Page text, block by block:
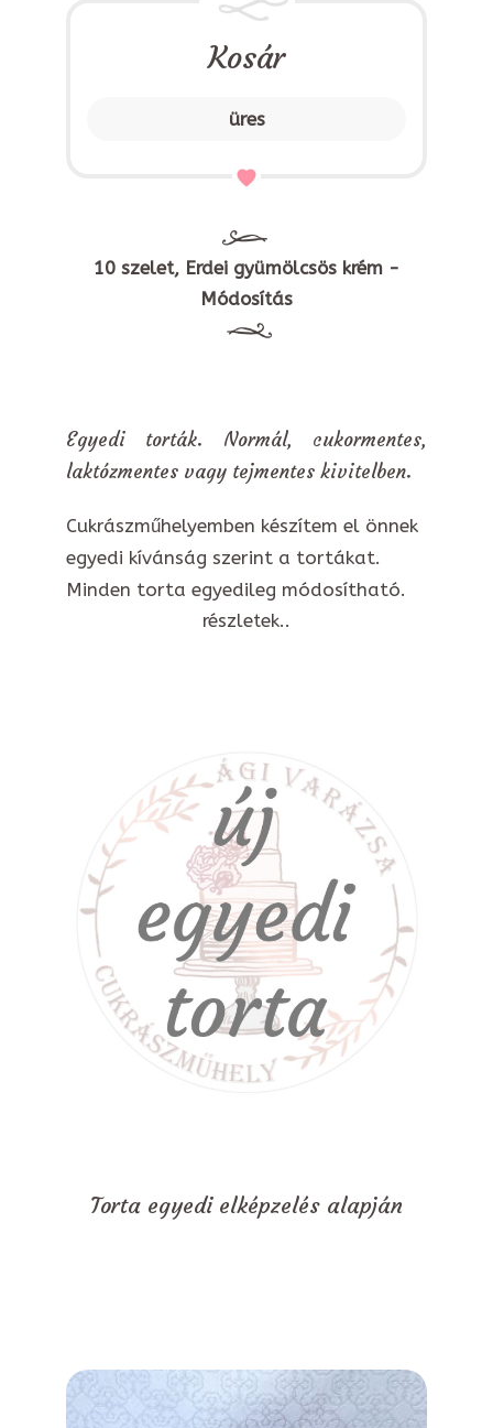
Kosár
üres
10 szelet, Erdei gyümölcsös krém -
Módosítás
Egyedi torták. Normál, cukormentes,
laktózmentes vagy tejmentes kivitelben.
Cukrászműhelyemben készítem el önnek
egyedi kívánság szerint a tortákat.
Minden torta egyedileg módosítható.
részletek..
Torta egyedi elképzelés alapján